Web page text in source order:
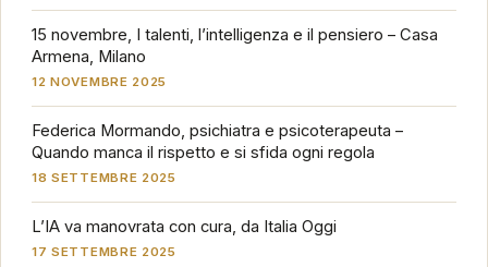
15 novembre, I talenti, l’intelligenza e il pensiero – Casa
Armena, Milano
12 NOVEMBRE 2025
Federica Mormando, psichiatra e psicoterapeuta –
Quando manca il rispetto e si sfida ogni regola
18 SETTEMBRE 2025
L’IA va manovrata con cura, da Italia Oggi
17 SETTEMBRE 2025